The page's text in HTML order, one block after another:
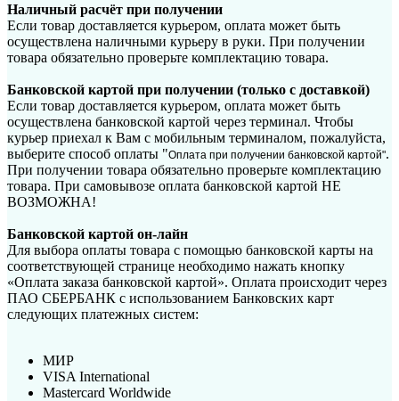
Наличный расчёт при получении
Если товар доставляется курьером, оплата может быть
осуществлена наличными курьеру в руки. При получении
товара обязательно проверьте комплектацию товара.
Банковской картой при получении (только с доставкой)
Если товар доставляется курьером, оплата может быть
осуществлена банковской картой через терминал. Чтобы
курьер приехал к Вам с мобильным терминалом, пожалуйста,
выберите способ оплаты "Оплата при получении банковской картой".
При получении товара обязательно проверьте комплектацию
товара. При самовывозе оплата банковской картой НЕ
ВОЗМОЖНА!
Банковской картой он-лайн
Для выбора оплаты товара с помощью банковской карты на
соответствующей странице необходимо нажать кнопку
«Оплата заказа банковской картой». Оплата происходит через
ПАО СБЕРБАНК с использованием Банковских карт
следующих платежных систем:
МИР
VISA International
Mastercard Worldwide